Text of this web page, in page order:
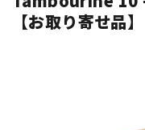
エレキギター
【お取り寄せ品】